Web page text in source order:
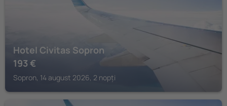
Hotel Civitas Sopron
193 €
Sopron, 14 august 2026, 2 nopți